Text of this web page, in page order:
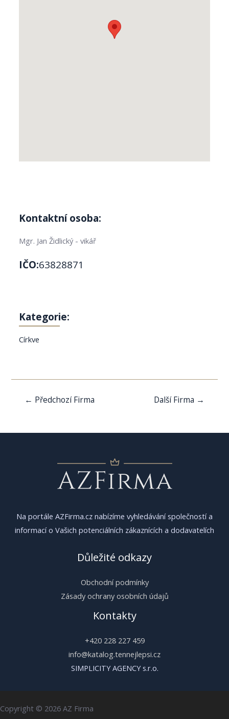
Kontaktní osoba:
Mgr. Jan Židlický - vikář
IČO:63828871
Kategorie:
Církve
Navigace
← Předchozí Firma Další Firma →
Na portále AZFirma.cz nabízíme vyhledávání společností a
informací o Vašich potenciálních zákaznících a dodavatelích
Důležité odkazy
Obchodní podmínky
Zásady ochrany osobních údajů
Kontakty
+420 228 227 459
info@katalog.tennejlepsi.cz
SIMPLICITY AGENCY s.r.o.
Copyright © 2026 AZ Firma